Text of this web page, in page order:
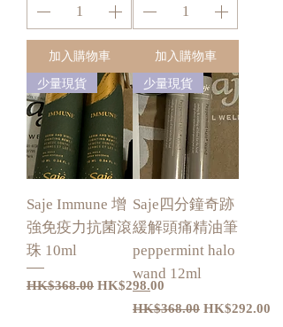
加入購物車 加入購物車
少量現貨
Saje Immune 增
強免疫力抗菌滾
珠 10ml
一般價格
HK$368.00 促銷價格
HK$298.00
少量現貨
Saje四分鐘奇跡
緩解頭痛精油筆
peppermint halo
wand 12ml
一般價格
HK$368.00 促銷價格
HK$292.00